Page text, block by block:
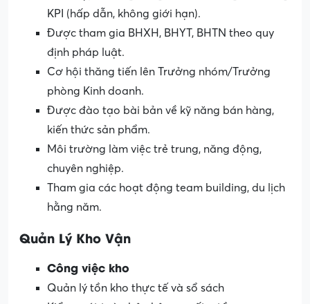
KPI (hấp dẫn, không giới hạn).
Được tham gia BHXH, BHYT, BHTN theo quy
định pháp luật.
Cơ hội thăng tiến lên Trưởng nhóm/Trưởng
phòng Kinh doanh.
Được đào tạo bài bản về kỹ năng bán hàng,
kiến thức sản phẩm.
Môi trường làm việc trẻ trung, năng động,
chuyên nghiệp.
Tham gia các hoạt động team building, du lịch
hằng năm.
Quản Lý Kho Vận
Công việc kho
Quản lý tồn kho thực tế và sổ sách